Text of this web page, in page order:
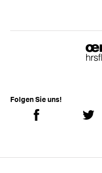
Folgen Sie uns!